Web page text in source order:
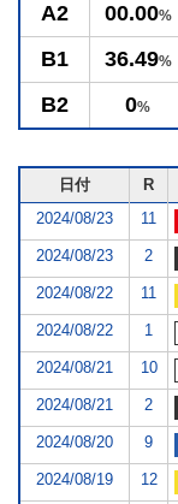
A2
00.00%
B1
36.49%
B2
0%
日付 R
2024/08/23
11
2024/08/23 2
2024/08/22 11
2024/08/22 1
2024/08/21 10
2024/08/21 2
2024/08/20 9
2024/08/19 12